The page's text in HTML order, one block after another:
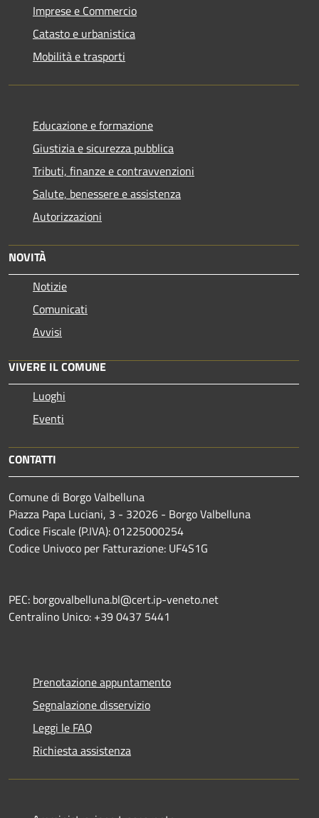
Imprese e Commercio
Catasto e urbanistica
Mobilità e trasporti
Educazione e formazione
Giustizia e sicurezza pubblica
Tributi, finanze e contravvenzioni
Salute, benessere e assistenza
Autorizzazioni
NOVITÀ
Notizie
Comunicati
Avvisi
VIVERE IL COMUNE
Luoghi
Eventi
CONTATTI
Comune di Borgo Valbelluna
Piazza Papa Luciani, 3 - 32026 - Borgo Valbelluna
Codice Fiscale (P.IVA): 01225000254
Codice Univoco per Fatturazione: UF4S1G
PEC: borgovalbelluna.bl@cert.ip-veneto.net
Centralino Unico: +39 0437 5441
Prenotazione appuntamento
Segnalazione disservizio
Leggi le FAQ
Richiesta assistenza